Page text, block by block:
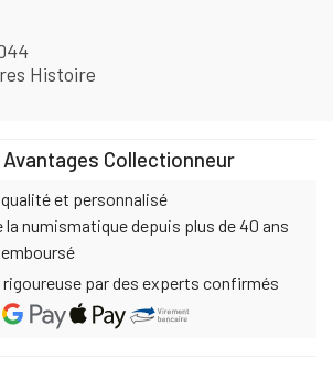
Histoire
Collectionneur
et personnalisé
la numismatique depuis plus de 40 ans
par des experts confirmés